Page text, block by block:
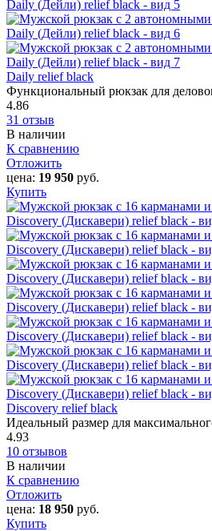
Daily relief black
Функциональный рюкзак для
4.86
31 отзыв
В наличии
К сравнению
Отложить
цена: 19 950 руб.
Купить
Discovery relief black
Идеальный размер для
4.93
10 отзывов
В наличии
К сравнению
Отложить
цена: 18 950 руб.
Купить